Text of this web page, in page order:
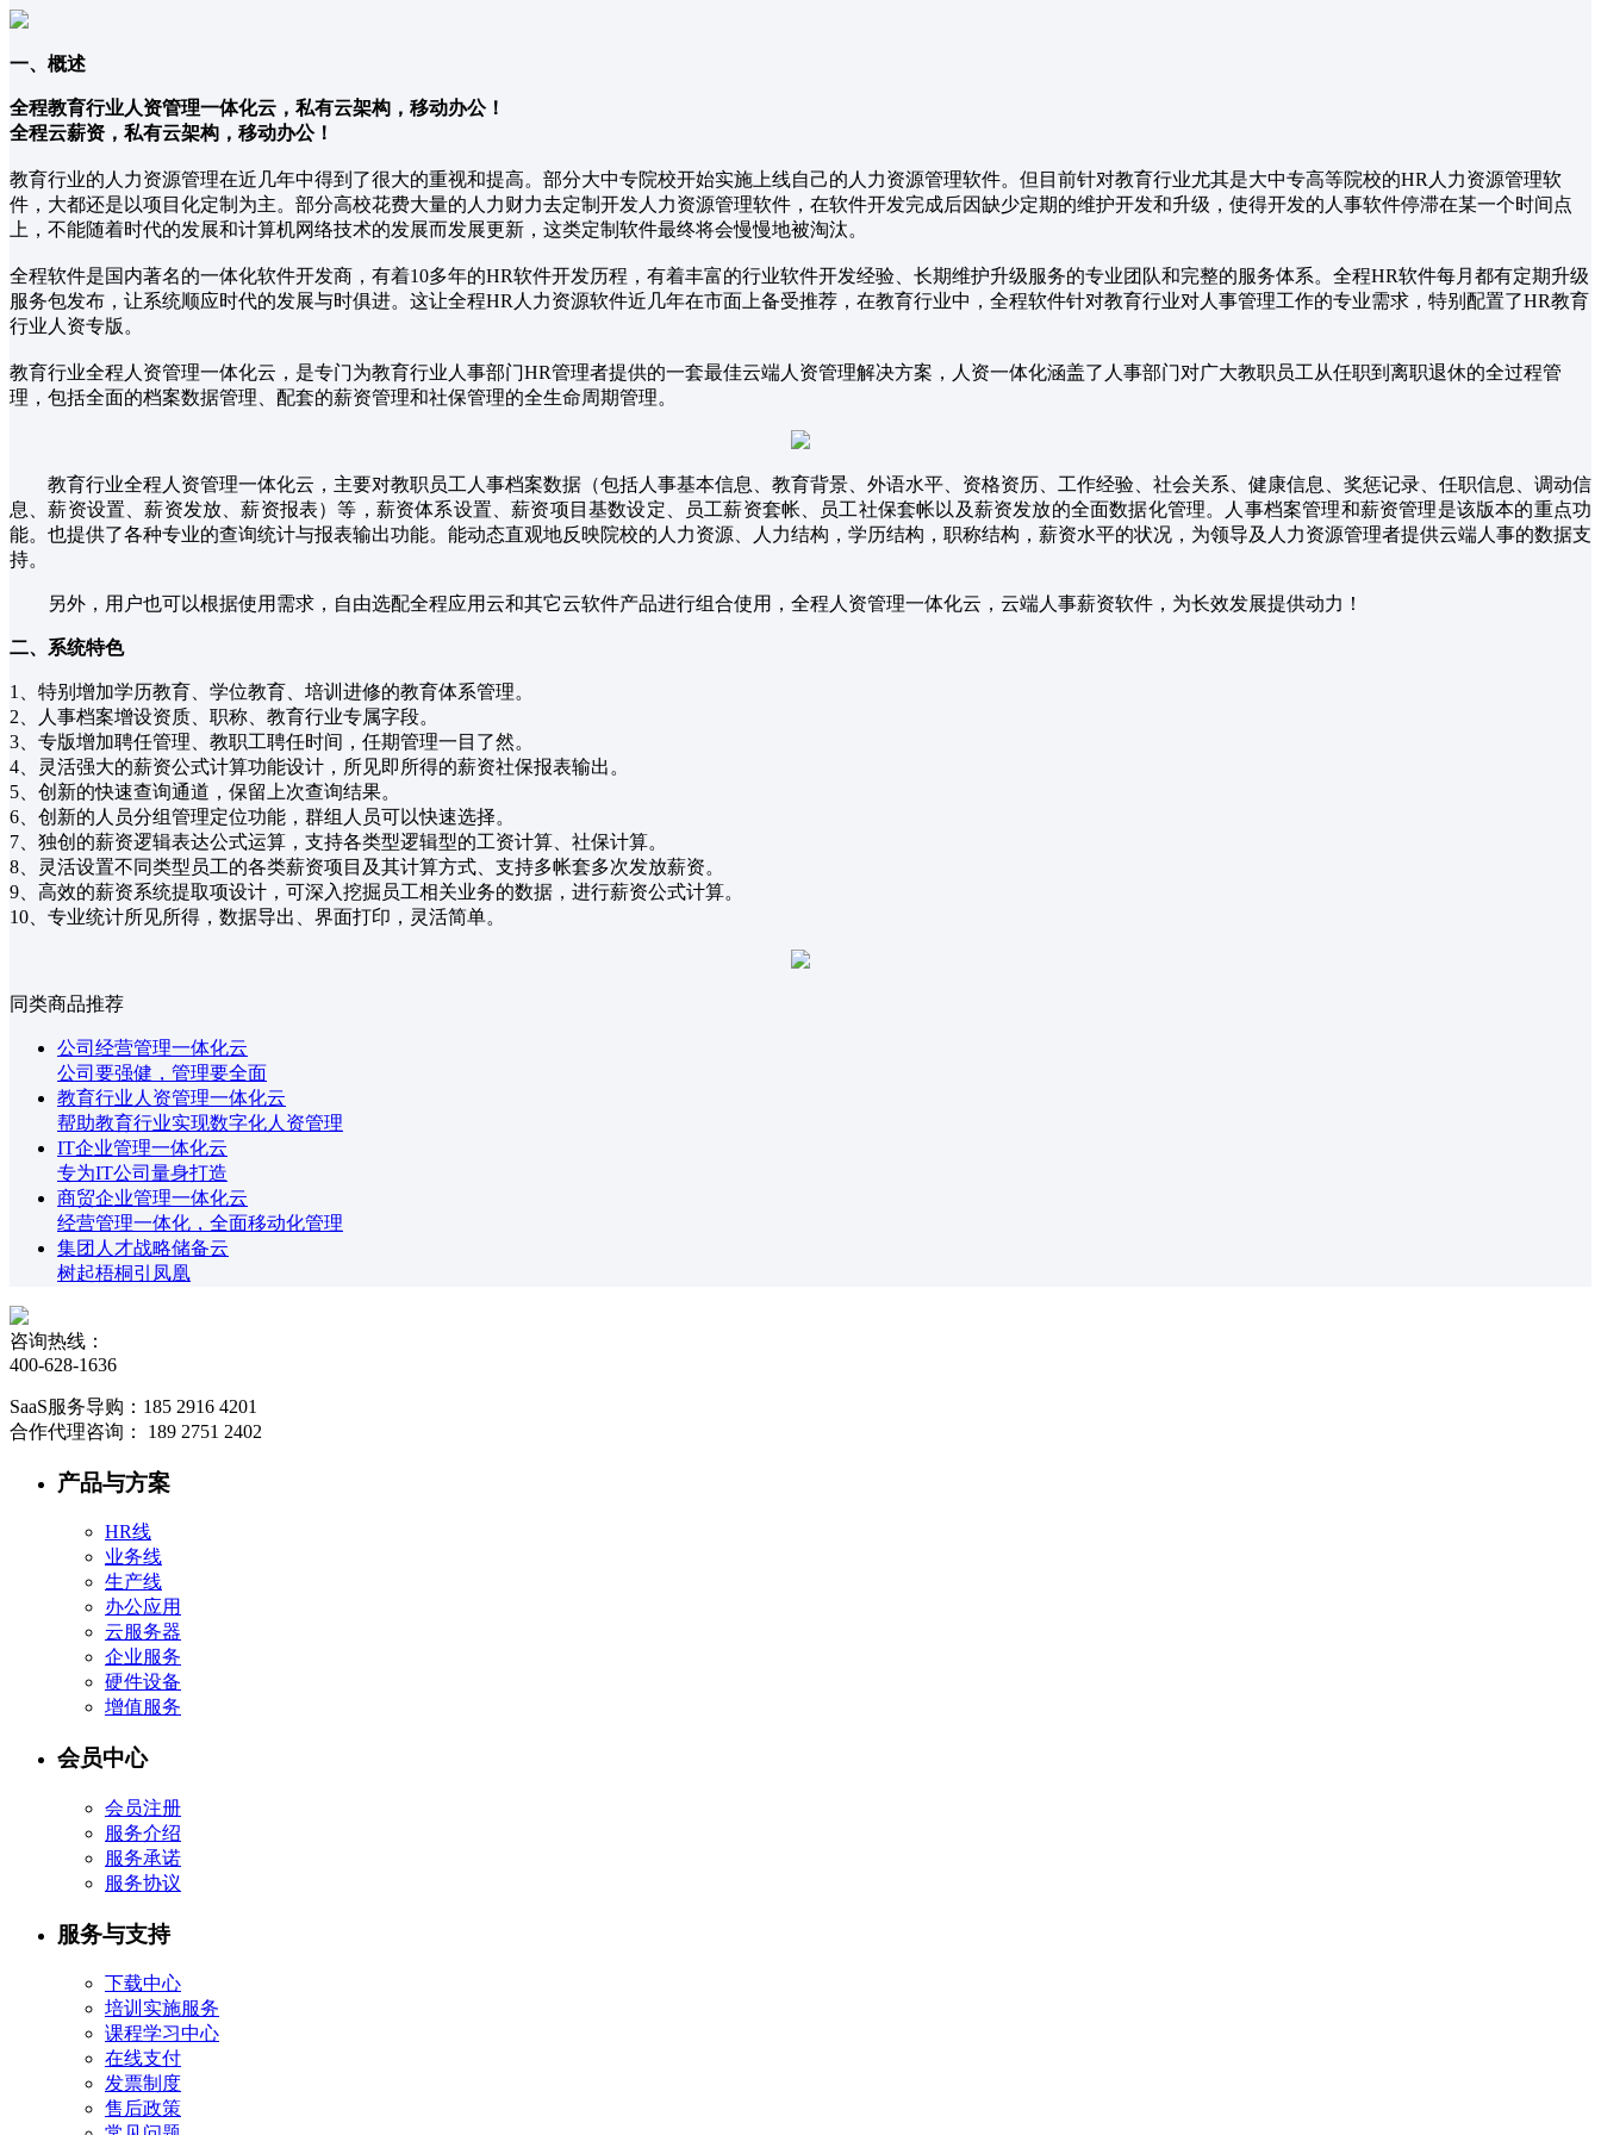
一、概述
全程教育行业人资管理一体化云，私有云架构，移动办公！
全程云薪资，私有云架构，移动办公！
教育行业的人力资源管理在近几年中得到了很大的重视和提高。部分大中专院校开始实施上线自己的人力资源管理软件。但目前针对教育行业尤其是大中专高等院校的HR人力资源管理软
件，大都还是以项目化定制为主。部分高校花费大量的人力财力去定制开发人力资源管理软件，在软件开发完成后因缺少定期的维护开发和升级，使得开发的人事软件停滞在某一个时间点
上，不能随着时代的发展和计算机网络技术的发展而发展更新，这类定制软件最终将会慢慢地被淘汰。
全程软件是国内著名的一体化软件开发商，有着10多年的HR软件开发历程，有着丰富的行业软件开发经验、长期维护升级服务的专业团队和完整的服务体系。全程HR软件每月都有定期升级
服务包发布，让系统顺应时代的发展与时俱进。这让全程HR人力资源软件近几年在市面上备受推荐，在教育行业中，全程软件针对教育行业对人事管理工作的专业需求，特别配置了HR教育
行业人资专版。
教育行业全程人资管理一体化云，是专门为教育行业人事部门HR管理者提供的一套最佳云端人资管理解决方案，人资一体化涵盖了人事部门对广大教职员工从任职到离职退休的全过程管
理，包括全面的档案数据管理、配套的薪资管理和社保管理的全生命周期管理。
教育行业全程人资管理一体化云，主要对教职员工人事档案数据（包括人事基本信息、教育背景、外语水平、资格资历、工作经验、社会关系、健康信息、奖惩记录、任职信息、调动信
息、薪资设置、薪资发放、薪资报表）等，薪资体系设置、薪资项目基数设定、员工薪资套帐、员工社保套帐以及薪资发放的全面数据化管理。人事档案管理和薪资管理是该版本的重点功
能。也提供了各种专业的查询统计与报表输出功能。能动态直观地反映院校的人力资源、人力结构，学历结构，职称结构，薪资水平的状况，为领导及人力资源管理者提供云端人事的数据支
持。
另外，用户也可以根据使用需求，自由选配全程应用云和其它云软件产品进行组合使用，全程人资管理一体化云，云端人事薪资软件，为长效发展提供动力！
二、系统特色
1、特别增加学历教育、学位教育、培训进修的教育体系管理。
2、人事档案增设资质、职称、教育行业专属字段。
3、专版增加聘任管理、教职工聘任时间，任期管理一目了然。
4、灵活强大的薪资公式计算功能设计，所见即所得的薪资社保报表输出。
5、创新的快速查询通道，保留上次查询结果。
6、创新的人员分组管理定位功能，群组人员可以快速选择。
7、独创的薪资逻辑表达公式运算，支持各类型逻辑型的工资计算、社保计算。
8、灵活设置不同类型员工的各类薪资项目及其计算方式、支持多帐套多次发放薪资。
9、高效的薪资系统提取项设计，可深入挖掘员工相关业务的数据，进行薪资公式计算。
10、专业统计所见所得，数据导出、界面打印，灵活简单。
同类商品推荐
公司经营管理一体化云
公司要强健，管理要全面
教育行业人资管理一体化云
帮助教育行业实现数字化人资管理
IT企业管理一体化云
专为IT公司量身打造
商贸企业管理一体化云
经营管理一体化，全面移动化管理
集团人才战略储备云
树起梧桐引凤凰
咨询热线：
400-628-1636
SaaS服务导购：185 2916 4201
合作代理咨询： 189 2751 2402
产品与方案
HR线
业务线
生产线
办公应用
云服务器
企业服务
硬件设备
增值服务
会员中心
会员注册
服务介绍
服务承诺
服务协议
服务与支持
下载中心
培训实施服务
课程学习中心
在线支付
发票制度
售后政策